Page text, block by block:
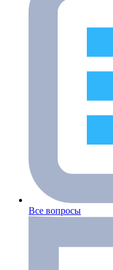
Все вопросы